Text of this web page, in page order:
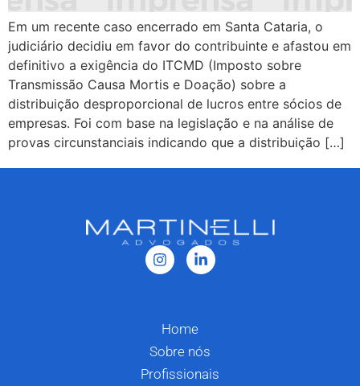
Em um recente caso encerrado em Santa Cataria, o
judiciário decidiu em favor do contribuinte e afastou em
definitivo a exigência do ITCMD (Imposto sobre
Transmissão Causa Mortis e Doação) sobre a
distribuição desproporcional de lucros entre sócios de
empresas. Foi com base na legislação e na análise de
provas circunstanciais indicando que a distribuição […]
Home
Sobre nós
Profissionais